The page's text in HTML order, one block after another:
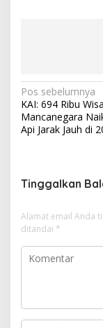
N
a
v
g
a
s
i
p
Pos sebelumnya
KAI: 694 Ribu
Mancanegara
Api Jarak Jauh di
Tinggalkan
Alamat email Anda
ditandai *